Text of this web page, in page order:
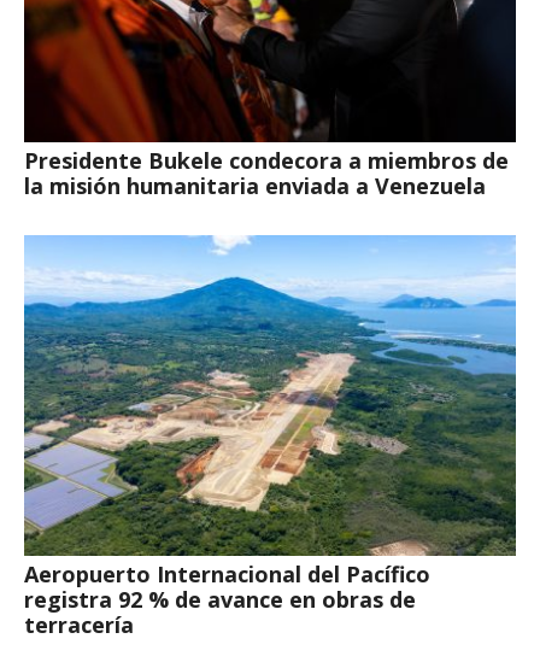
Presidente Bukele condecora a miembros de
la misión humanitaria enviada a Venezuela
Aeropuerto Internacional del Pacífico
registra 92 % de avance en obras de
terracería